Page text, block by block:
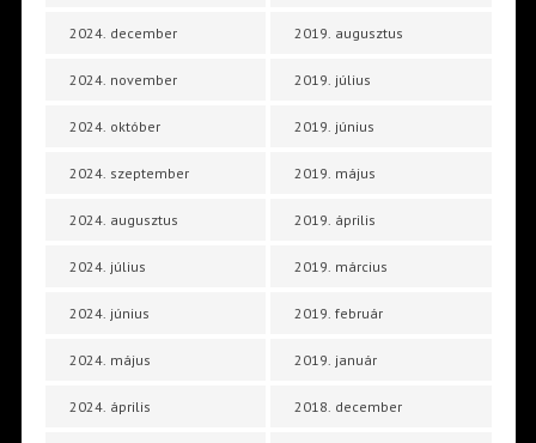
2024. december
2024. november
2024. október
2024. szeptember
2024. augusztus
2024. július
2024. június
2024. május
2024. április
2019. augusztus
2019. július
2019. június
2019. május
2019. április
2019. március
2019. február
2019. január
2018. december